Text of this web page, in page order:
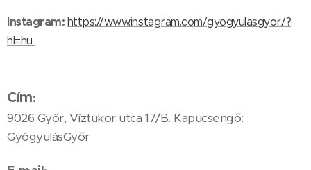
Instagram: https://www.instagram.com/gyogyulasgyor/?
hl=hu
Cím:
9026 Győr, Víztükör utca 17/B. Kapucsengő:
GyógyulásGyőr